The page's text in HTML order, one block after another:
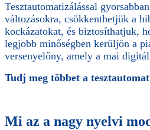
Tesztautomatizálással
változásokra, csökkenthetjük a
kockázatokat, és biztosíthatjuk,
legjobb minőségben kerüljön a
versenyelőny, amely a mai
Tudj meg többet a
Mi az a nagy nyelvi